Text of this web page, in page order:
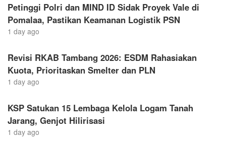
Petinggi Polri dan MIND ID Sidak Proyek Vale di
Pomalaa, Pastikan Keamanan Logistik PSN
1 day ago
Revisi RKAB Tambang 2026: ESDM Rahasiakan
Kuota, Prioritaskan Smelter dan PLN
1 day ago
KSP Satukan 15 Lembaga Kelola Logam Tanah
Jarang, Genjot Hilirisasi
1 day ago